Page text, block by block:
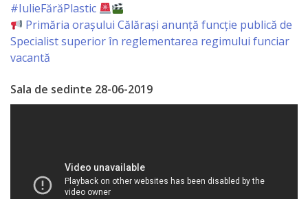
Contabilitate
Serviciul
şi
Serviciul
de
#IulieFărăPlastic
Primăria orașului Călărași anunță funcție publică de
Specialist superior în reglementarea regimului funciar
vacantă
Sala de sedinte 28-06-2019